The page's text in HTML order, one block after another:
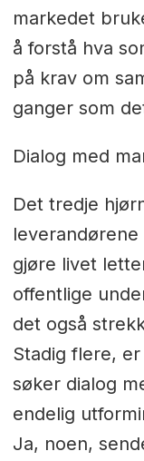
markedet
å forstå hva
på krav om
ganger som
Dialog med
Det tredje
gjøre livet
offentlige
det også
Stadig flere,
søker dialog
endelig
Ja, noen,